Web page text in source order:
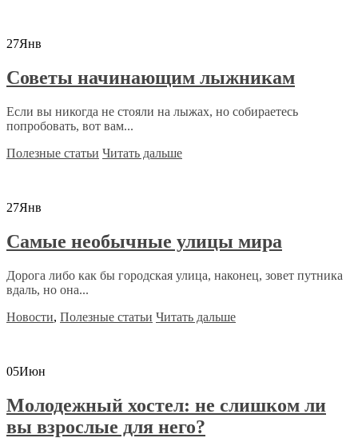
27Янв
Советы начинающим лыжникам
Если вы никогда не стояли на лыжах, но собираетесь
попробовать, вот вам...
Полезные статьи Читать дальше
27Янв
Самые необычные улицы мира
Дорога либо как бы городская улица, наконец, зовет путника
вдаль, но она...
Новости, Полезные статьи Читать дальше
05Июн
Молодежный хостел: не слишком ли
вы взрослые для него?